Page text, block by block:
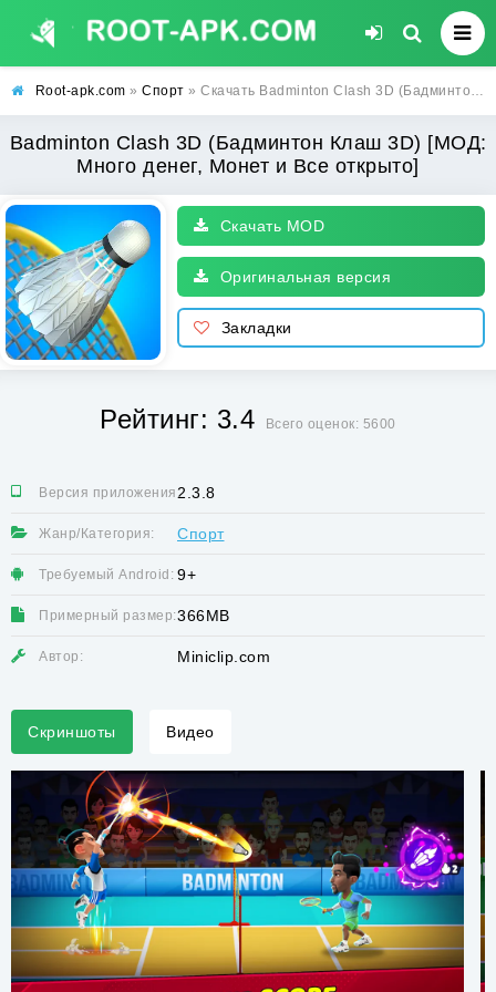
Root-apk.com » Спорт » Скачать Badminton Clash 3D (Бадминтон Клаш 3D) [МОД: Много денег, Монет и Все открыто] | Взлом Badminton Clash 3D на Андроид
Badminton Clash 3D (Бадминтон Клаш 3D) [МОД:
Много денег, Монет и Все открыто]
Скачать MOD
Оригинальная версия
Закладки
Рейтинг: 3.4 Всего оценок: 5600
Версия приложения:2.3.8
Жанр/Категория: Спорт
Требуемый Android: 9+
Примерный размер:366MB
Автор: Miniclip.com
Скриншоты Видео